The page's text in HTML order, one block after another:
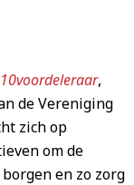
10voordeleraar,
de Vereniging
zich op
om de
en zo zorg